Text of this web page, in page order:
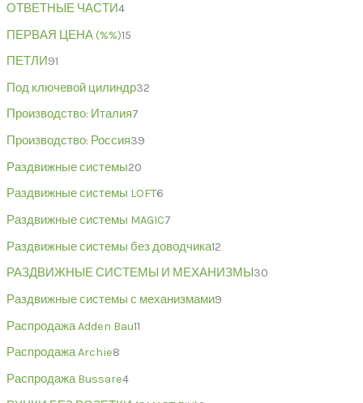
ОТВЕТНЫЕ ЧАСТИ4
ПЕРВАЯ ЦЕНА (%%)15
ПЕТЛИ91
Под ключевой цилиндр32
Производство: Италия7
Производство: Россия39
Раздвижные системы20
Раздвижные системы LOFT6
Раздвижные системы MAGIC7
Раздвижные системы без доводчика12
РАЗДВИЖНЫЕ СИСТЕМЫ И МЕХАНИЗМЫ 30
Раздвижные системы с механизмами9
Распродажа Adden Bau11
Распродажа Archie8
Распродажа Bussare4